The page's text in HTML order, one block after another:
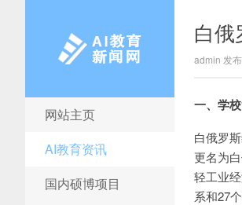
AI教育新闻网
网站主页
AI教育资讯
国内硕博项目
白
admin 发
一、学
白俄罗
更名为
轻工业
系和27